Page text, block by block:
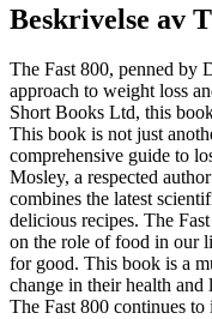
Beskrivelse av
The Fast 800, penned by
approach to weight loss
Short Books Ltd, this
This book is not just
comprehensive guide to
Mosley, a respected
combines the latest
delicious recipes. The
on the role of food in our
for good. This book is a
change in their health
The Fast 800 continues